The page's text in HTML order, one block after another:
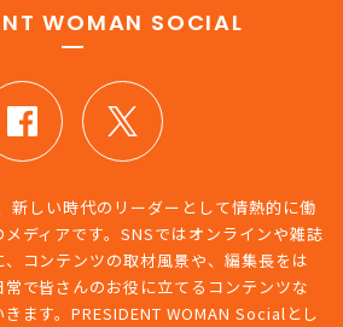
WOMAN SOCIAL
新しい時代のリーダーとして情熱的に働
ディアです。SNSではオンラインや雑誌
コンテンツの取材風景や、編集長をは
で皆さんのお役に立てるコンテンツな
ます。PRESIDENT WOMAN Socialとし